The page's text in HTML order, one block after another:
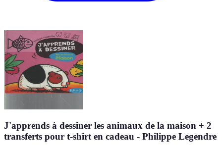
J'apprends à dessiner les animaux de la maison + 2
transferts pour t-shirt en cadeau - Philippe Legendre